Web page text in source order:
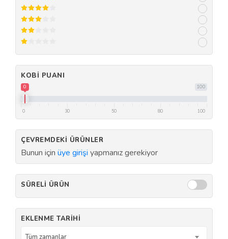
KOBI PUANI
100
0
0 30 50 80 100
ÇEVREMDEKI ÜRÜNLER
Bunun için üye girişi yapmanız gerekiyor
SÜRELI ÜRÜN
EKLENME TARIHI
Tüm zamanlar